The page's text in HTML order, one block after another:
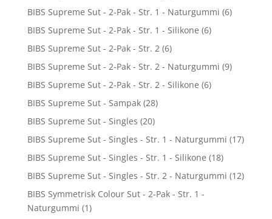
BIBS Supreme Sut - 2-Pak - Str. 1 - Naturgummi (6)
BIBS Supreme Sut - 2-Pak - Str. 1 - Silikone (6)
BIBS Supreme Sut - 2-Pak - Str. 2 (6)
BIBS Supreme Sut - 2-Pak - Str. 2 - Naturgummi (9)
BIBS Supreme Sut - 2-Pak - Str. 2 - Silikone (6)
BIBS Supreme Sut - Sampak (28)
BIBS Supreme Sut - Singles (20)
BIBS Supreme Sut - Singles - Str. 1 - Naturgummi (17)
BIBS Supreme Sut - Singles - Str. 1 - Silikone (18)
BIBS Supreme Sut - Singles - Str. 2 - Naturgummi (12)
BIBS Symmetrisk Colour Sut - 2-Pak - Str. 1 -
Naturgummi (1)